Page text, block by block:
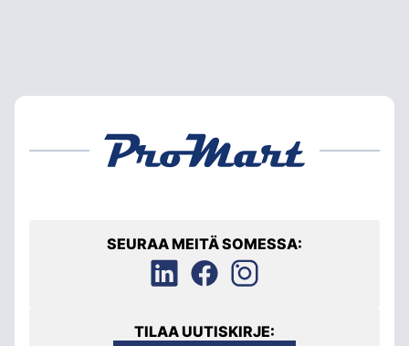
SEURAA MEITÄ SOMESSA:
TILAA UUTISKIRJE: